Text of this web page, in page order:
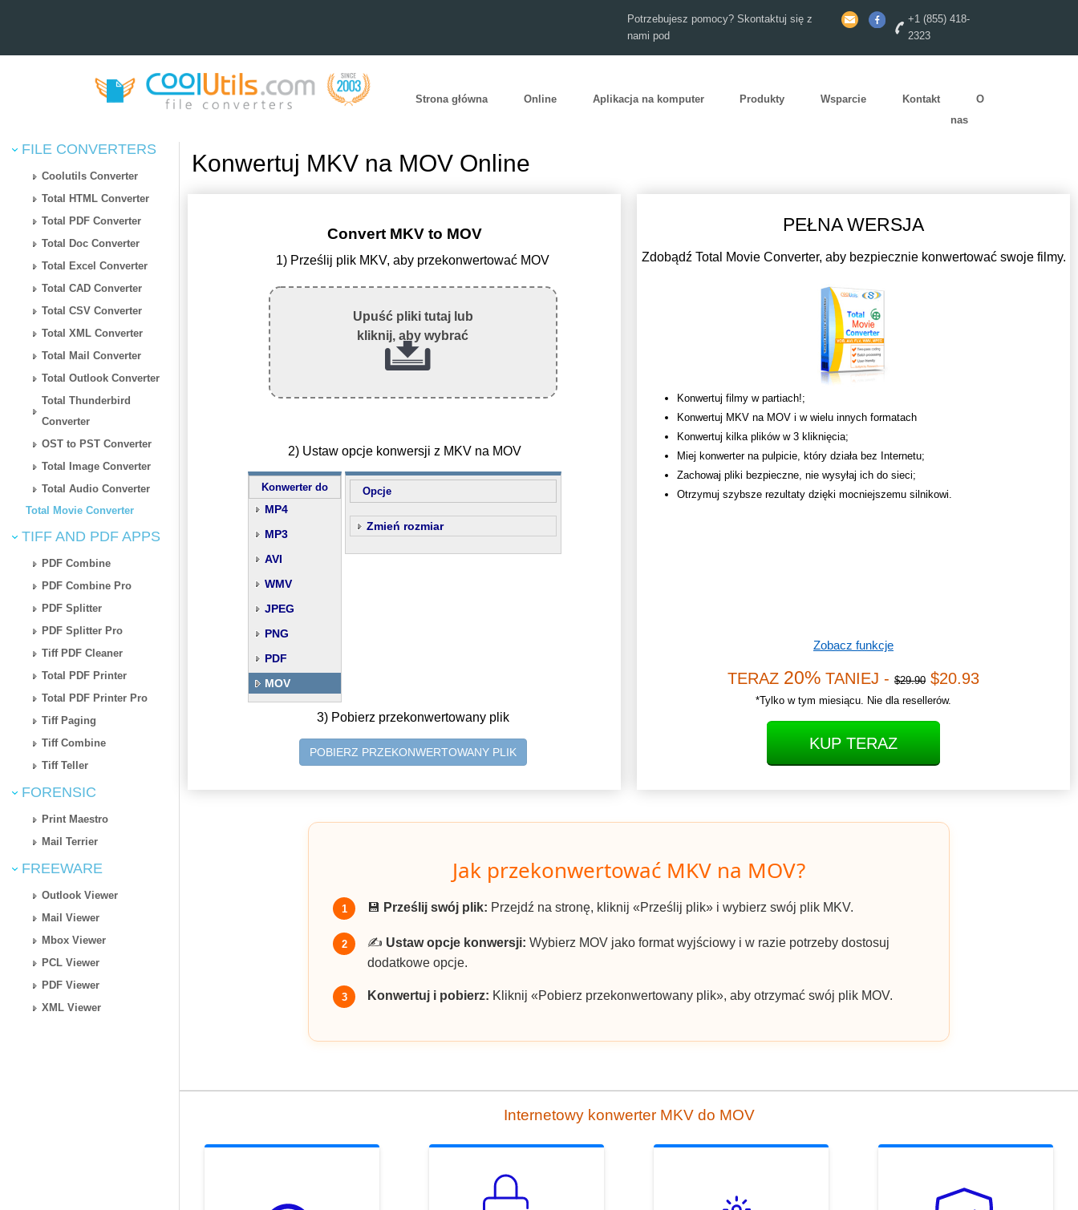
Potrzebujesz pomocy? Skontaktuj się z
nami pod
+1 (855) 418-
2323
Strona główna Online Aplikacja na komputer Produkty Wsparcie Kontakt
O
nas
FILE CONVERTERS
Coolutils Converter
Total HTML Converter
Total PDF Converter
Total Doc Converter
Total Excel Converter
Total CAD Converter
Total CSV Converter
Total XML Converter
Total Mail Converter
Total Outlook Converter
Total Thunderbird
Converter
OST to PST Converter
Total Image Converter
Total Audio Converter
Total Movie Converter
TIFF AND PDF APPS
PDF Combine
PDF Combine Pro
PDF Splitter
PDF Splitter Pro
Tiff PDF Cleaner
Total PDF Printer
Total PDF Printer Pro
Tiff Paging
Tiff Combine
Tiff Teller
FORENSIC
Print Maestro
Mail Terrier
FREEWARE
Outlook Viewer
Mail Viewer
Mbox Viewer
PCL Viewer
PDF Viewer
XML Viewer
Konwertuj MKV na MOV Online
Convert MKV to MOV
1) Prześlij plik MKV, aby przekonwertować MOV
Upuść pliki tutaj lub
kliknij, aby wybrać
2) Ustaw opcje konwersji z MKV na MOV
Konwerter do
MP4
MP3
AVI
WMV
JPEG
PNG
PDF
MOV
Opcje
Zmień rozmiar
3) Pobierz przekonwertowany plik
POBIERZ PRZEKONWERTOWANY PLIK
PEŁNA WERSJA
Zdobądź Total Movie Converter, aby bezpiecznie konwertować swoje filmy.
Konwertuj filmy w partiach!;
Konwertuj MKV na MOV i w wielu innych formatach
Konwertuj kilka plików w 3 kliknięcia;
Miej konwerter na pulpicie, który działa bez Internetu;
Zachowaj pliki bezpieczne, nie wysyłaj ich do sieci;
Otrzymuj szybsze rezultaty dzięki mocniejszemu silnikowi.
Zobacz funkcje
TERAZ 20% TANIEJ - $29.90 $20.93
*Tylko w tym miesiącu. Nie dla resellerów.
KUP TERAZ
Jak przekonwertować MKV na MOV?
1 💾 Prześlij swój plik: Przejdź na stronę, kliknij «Prześlij plik» i wybierz swój plik MKV.
2 ✍️ Ustaw opcje konwersji: Wybierz MOV jako format wyjściowy i w razie potrzeby dostosuj
dodatkowe opcje.
3 Konwertuj i pobierz: Kliknij «Pobierz przekonwertowany plik», aby otrzymać swój plik MOV.
Internetowy konwerter MKV do MOV